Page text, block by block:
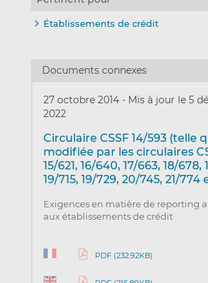
Établissements de crédit
Documents connexes
27 octobre 2014 - Mis à jour le 5
2022
Circulaire CSSF 14/593 (telle
modifiée par les circulaires
15/621, 16/640, 17/663, 18/678,
19/715, 19/729, 20/745, 21/774
Exigences en matière de reporting
aux établissements de crédit
PDF (232.92KB)